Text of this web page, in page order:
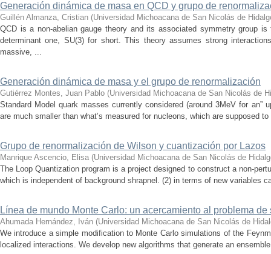
Generación dinámica de masa en QCD y grupo de
Guillén Almanza, Cristian (Universidad Michoacana de San Nicolás de
QCD is a non-abelian gauge theory and its associated symmetry group
determinant one, SU(3) for short. This theory assumes strong
massive, ...
Generación dinámica de masa y el grupo de renormalización
Gutiérrez Montes, Juan Pablo (Universidad Michoacana de San Nicolás de
Standard Model quark masses currently considered (around 3MeV for an”
are much smaller than what’s measured for nucleons, which are supposed
Grupo de renormalización de Wilson y cuantización por Lazos
Manrique Ascencio, Elisa (Universidad Michoacana de San Nicolás de
The Loop Quantization program is a project designed to construct a non-
which is independent of background shrapnel. (2) in terms of new variables
Línea de mundo Monte Carlo: un acercamiento al problema de
Ahumada Hernández, Iván (Universidad Michoacana de San Nicolás de
We introduce a simple modification to Monte Carlo simulations of the
localized interactions. We develop new algorithms that generate an